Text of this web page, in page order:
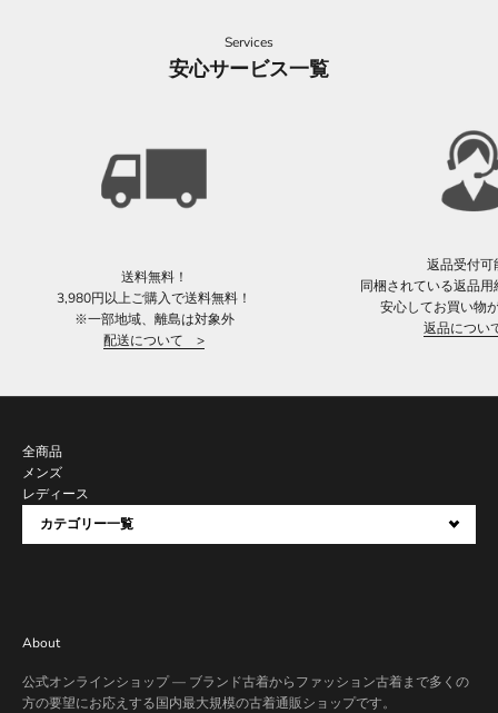
Services
安心サービス一覧
送料無料！
3,980円以上ご購入で送料無料！
※一部地域、離島は対象外
配送について >
返品受付可
同梱されている返品
安心してお買い物
返品につ
全商品
メンズ
レディース
カテゴリー一覧
About
公式オンラインショップ — ブランド古着からファッション古着まで多くの
方の要望にお応えする国内最大規模の古着通販ショップです。